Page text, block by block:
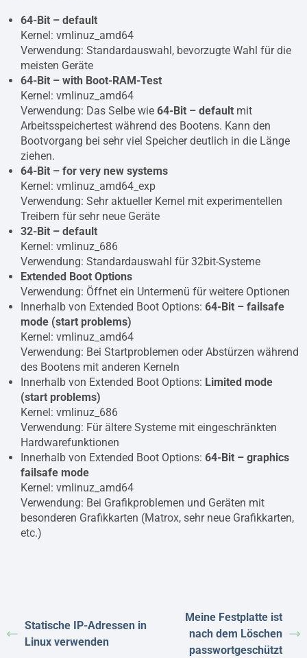
64-Bit – default
Kernel: vmlinuz_amd64
Verwendung: Standardauswahl, bevorzugte Wahl für die
meisten Geräte
64-Bit – with Boot-RAM-Test
Kernel: vmlinuz_amd64
Verwendung: Das Selbe wie 64-Bit – default mit
Arbeitsspeichertest während des Bootens. Kann den
Bootvorgang bei sehr viel Speicher deutlich in die Länge
ziehen.
64-Bit – for very new systems
Kernel: vmlinuz_amd64_exp
Verwendung: Sehr aktueller Kernel mit experimentellen
Treibern für sehr neue Geräte
32-Bit – default
Kernel: vmlinuz_686
Verwendung: Standardauswahl für 32bit-Systeme
Extended Boot Options
Verwendung: Öffnet ein Untermenü für weitere Optionen
Innerhalb von Extended Boot Options: 64-Bit – failsafe
mode (start problems)
Kernel: vmlinuz_amd64
Verwendung: Bei Startproblemen oder Abstürzen während
des Bootens mit anderen Kerneln
Innerhalb von Extended Boot Options: Limited mode
(start problems)
Kernel: vmlinuz_686
Verwendung: Für ältere Systeme mit eingeschränkten
Hardwarefunktionen
Innerhalb von Extended Boot Options: 64-Bit – graphics
failsafe mode
Kernel: vmlinuz_amd64
Verwendung: Bei Grafikproblemen und Geräten mit
besonderen Grafikkarten (Matrox, sehr neue Grafikkarten,
etc.)
Statische IP-Adressen in
Linux verwenden
Meine Festplatte ist
nach dem Löschen
passwortgeschützt